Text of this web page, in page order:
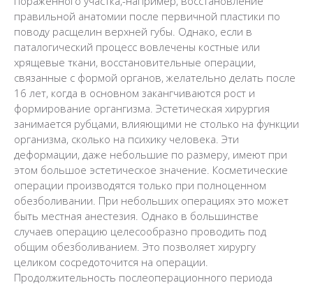
правильной анатомии после первичной пластики по
поводу расщелин верхней губы. Однако, если в
паталогический процесс вовлечены костные или
хрящевые ткани, восстановительные операции,
связанные с формой органов, желательно делать после
16 лет, когда в основном закангчиваются рост и
формирование органгизма. Эстетическая хирургия
занимается рубцами, влияющими не столько на функции
организма, сколько на психику человека. Эти
деформации, даже небольшие по размеру, имеют при
этом большое эстетическое значение. Косметические
операции производятся только при полноценном
обезболивании. При небольших операциях это может
быть местная анестезия. Однако в большинстве
случаев операцию целесообразно проводить под
общим обезболиванием. Это позволяет хирургу
целиком сосредоточится на операции.
Продолжительность послеоперационного периода